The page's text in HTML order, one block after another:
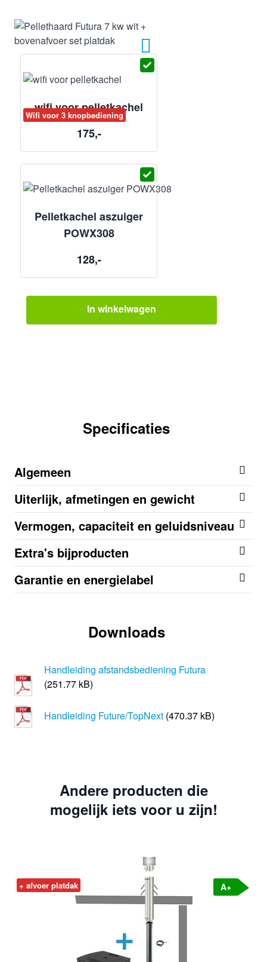
Wifi voor 3 knopbediening
wifi voor pelletkachel
175,-
Pelletkachel aszuiger
POWX308
128,-
In winkelwagen
Specificaties
Algemeen
Uiterlijk, afmetingen en gewicht
Vermogen, capaciteit en geluidsniveau
Extra's bijproducten
Garantie en energielabel
Downloads
Handleiding afstandsbediening Futura
(251.77 kB)
Handleiding Future/TopNext (470.37 kB)
Andere producten die
mogelijk iets voor u zijn!
+ afvoer platdak A+